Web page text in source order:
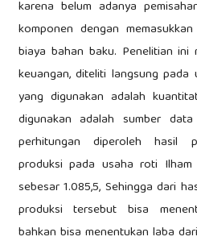
karena belum adanya
komponen dengan
biaya bahan baku. Penelitian ini
keuangan, diteliti langsung
yang digunakan adalah
digunakan adalah sumber
perhitungan diperoleh hasil
produksi pada usaha roti
sebesar 1.085,5, Sehingga dari
produksi tersebut bisa
bahkan bisa menentukan laba